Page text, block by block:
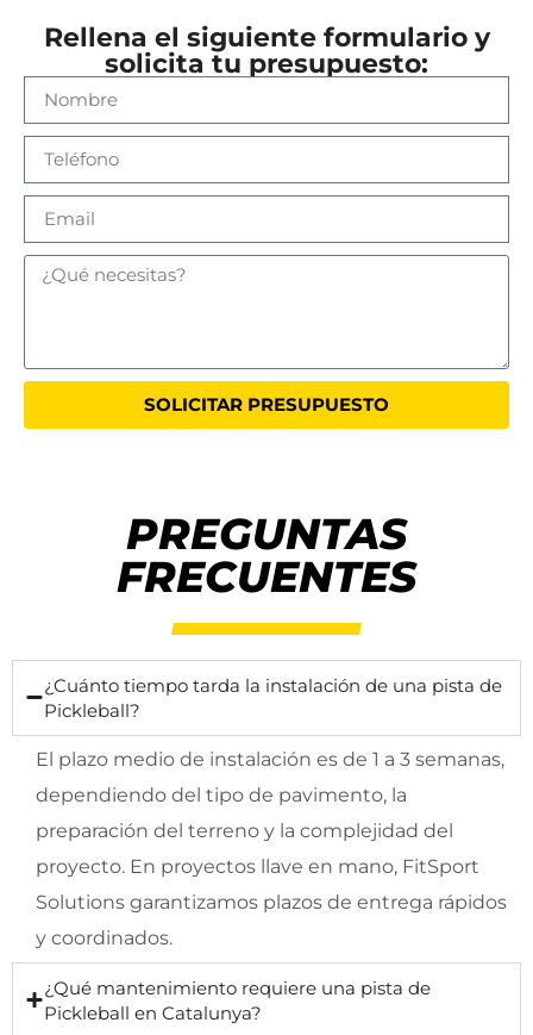
Rellena el siguiente formulario y
solicita tu presupuesto:
SOLICITAR PRESUPUESTO
PREGUNTAS
FRECUENTES
¿Cuánto tiempo tarda la instalación de una pista de
Pickleball?
El plazo medio de instalación es de 1 a 3 semanas,
dependiendo del tipo de pavimento, la
preparación del terreno y la complejidad del
proyecto. En proyectos llave en mano, FitSport
Solutions garantizamos plazos de entrega rápidos
y coordinados.
¿Qué mantenimiento requiere una pista de
Pickleball en Catalunya?